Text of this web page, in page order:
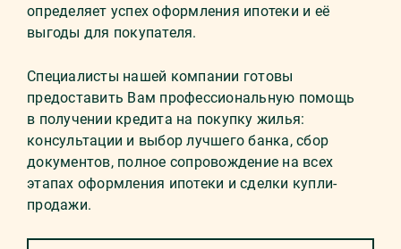
определяет успех оформления ипотеки и её
выгоды для покупателя.
Специалисты нашей компании готовы
предоставить Вам профессиональную помощь
в получении кредита на покупку жилья:
консультации и выбор лучшего банка, сбор
документов, полное сопровождение на всех
этапах оформления ипотеки и сделки купли-
продажи.